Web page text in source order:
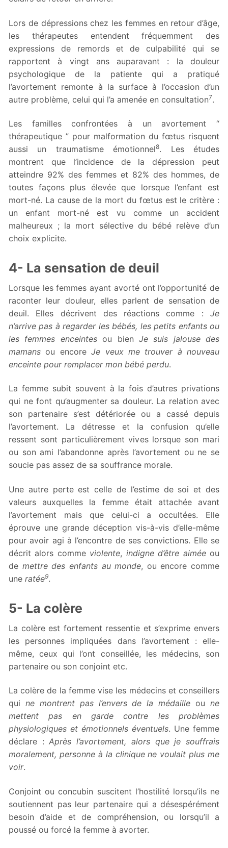
Lors de dépressions chez les femmes en retour d’âge,
les thérapeutes entendent fréquemment des
expressions de remords et de culpabilité qui se
rapportent à vingt ans auparavant : la douleur
psychologique de la patiente qui a pratiqué
l’avortement remonte à la surface à l’occasion d’un
autre problème, celui qui l’a amenée en consultation7.
Les familles confrontées à un avortement “
thérapeutique ” pour malformation du fœtus risquent
aussi un traumatisme émotionnel8. Les études
montrent que l’incidence de la dépression peut
atteindre 92% des femmes et 82% des hommes, de
toutes façons plus élevée que lorsque l’enfant est
mort-né. La cause de la mort du fœtus est le critère :
un enfant mort-né est vu comme un accident
malheureux ; la mort sélective du bébé relève d’un
choix explicite.
4- La sensation de deuil
Lorsque les femmes ayant avorté ont l’opportunité de
raconter leur douleur, elles parlent de sensation de
deuil. Elles décrivent des réactions comme : Je
n’arrive pas à regarder les bébés, les petits enfants ou
les femmes enceintesou bien Je suis jalouse des
mamansou encoreJe veux me trouver à nouveau
enceinte pour remplacer mon bébé perdu.
La femme subit souvent à la fois d’autres privations
qui ne font qu’augmenter sa douleur. La relation avec
son partenaire s’est détériorée ou a cassé depuis
l’avortement. La détresse et la confusion qu’elle
ressent sont particulièrement vives lorsque son mari
ou son ami l’abandonne après l’avortement ou ne se
soucie pas assez de sa souffrance morale.
Une autre perte est celle de l’estime de soi et des
valeurs auxquelles la femme était attachée avant
l’avortement mais que celui-ci a occultées. Elle
éprouve une grande déception vis-à-vis d’elle-même
pour avoir agi à l’encontre de ses convictions. Elle se
décrit alors comme violente, indigne d’être aiméeou
de mettre des enfants au monde, ou encore comme
une ratée9.
5- La colère
La colère est fortement ressentie et s’exprime envers
les personnes impliquées dans l’avortement : elle-
même, ceux qui l’ont conseillée, les médecins, son
partenaire ou son conjoint etc.
La colère de la femme vise les médecins et conseillers
qui ne montrent pas l’envers de la médailleoune
mettent pas en garde contre les problèmes
physiologiques et émotionnels éventuels. Une femme
déclare :Après l’avortement, alors que je souffrais
moralement, personne à la clinique ne voulait plus me
voir.
Conjoint ou concubin suscitent l’hostilité lorsqu’ils ne
soutiennent pas leur partenaire qui a désespérément
besoin d’aide et de compréhension, ou lorsqu’il a
poussé ou forcé la femme à avorter.